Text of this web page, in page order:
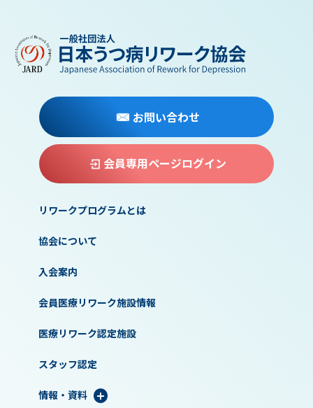
お問い合わせ
会員専用ページログイン
リワークプログラムとは
協会について
入会案内
会員医療リワーク施設情報
医療リワーク認定施設
スタッフ認定
情報・資料